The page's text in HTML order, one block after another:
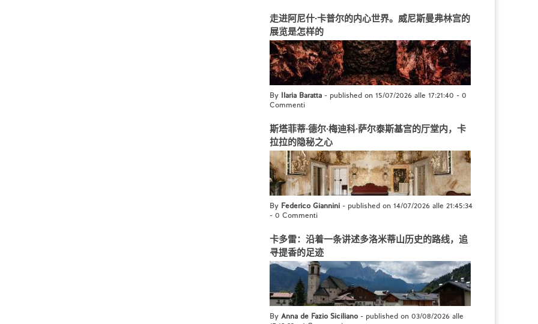
走进阿尼什·卡普尔的内心世界。威尼斯曼弗林宫的
展览是怎样的
By Ilaria Baratta - published on 15/07/2026 alle 17:21:40 - 0
Commenti
斯塔菲蒂·德尔·梅迪科·萨尔泰斯基宫的厅堂内，卡
拉拉的隐秘之心
By Federico Giannini - published on 14/07/2026 alle 21:45:34
- 0 Commenti
卡多雷：沿着一条讲述多洛米蒂山历史的路线，追
寻提香的足迹
By Anna de Fazio Siciliano- published on 03/08/2026 alle